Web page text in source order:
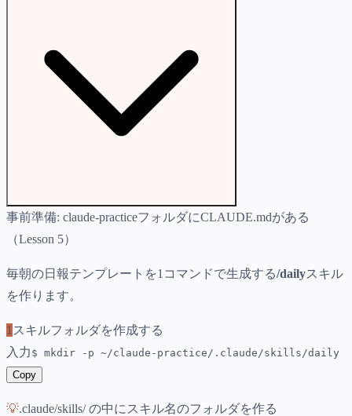
事前準備: claude-practiceフォルダにCLAUDE.mdがある
（Lesson 5）
毎朝の日報テンプレートを1コマンドで生成する/dailyスキル
を作ります。
1 スキルフォルダを作成する
入力 $ mkdir -p ~/claude-practice/.claude/skills/daily
Copy
💡.claude/skills/ の中にスキル名のフォルダを作る